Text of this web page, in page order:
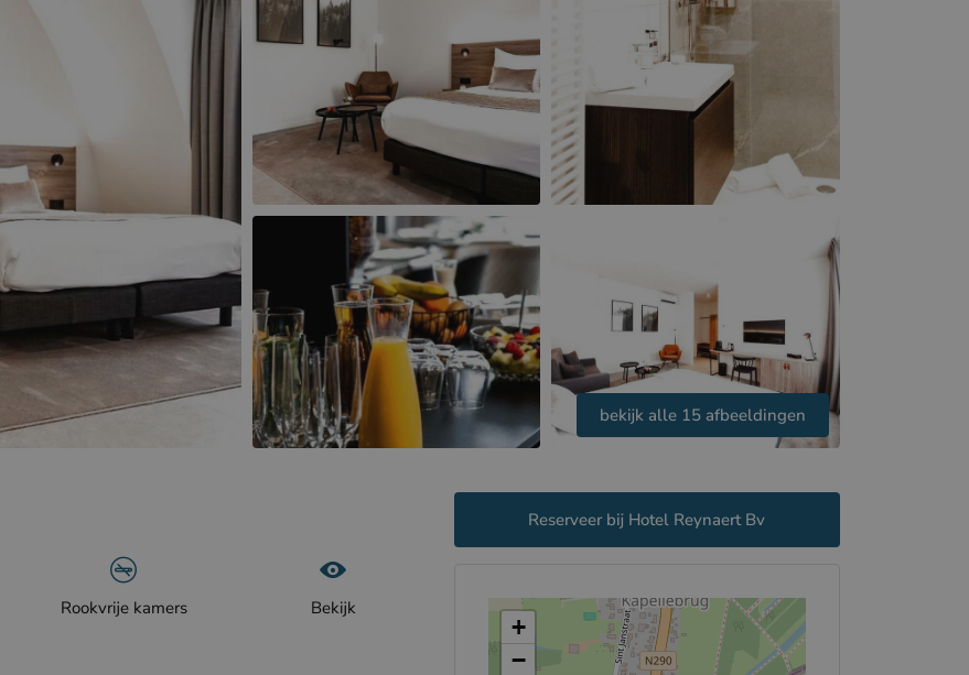
bekijk alle 15 afbeeldingen
Rookvrije kamers Bekijk
Reserveer bij Hotel Reynaert Bv
+
−